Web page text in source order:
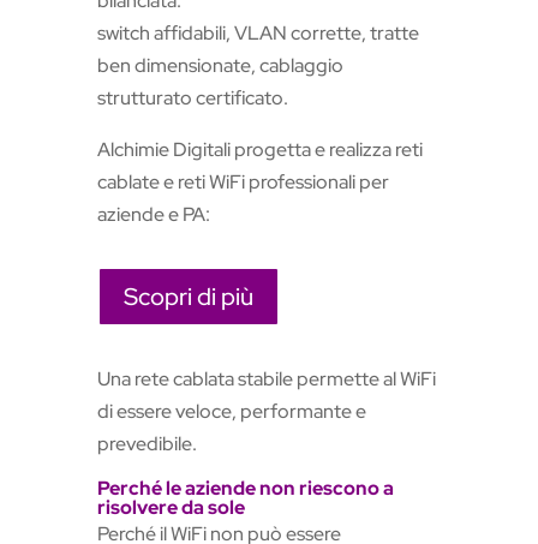
switch affidabili, VLAN corrette, tratte
ben dimensionate, cablaggio
strutturato certificato.
Alchimie Digitali progetta e realizza reti
cablate e reti WiFi professionali per
aziende e PA:
Scopri di più
Una rete cablata stabile permette al WiFi
di essere veloce, performante e
prevedibile.
Perché le aziende non riescono a
risolvere da sole
Perché il WiFi non può essere